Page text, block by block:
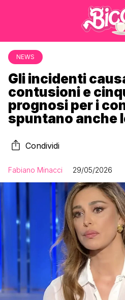
NEWS
Gli incidenti
contusioni e
prognosi per i
spuntano anche
Condividi
Fabiano Minacci 29/05/2026